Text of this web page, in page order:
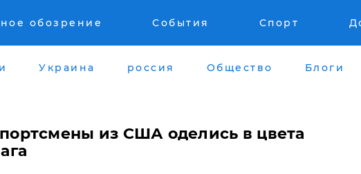
обозрение События Спорт
Украина россия Общество Блоги
из США оделись в цвета